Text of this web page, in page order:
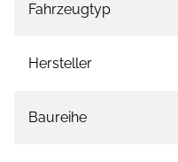
Fahrzeugtyp
Hersteller
Baureihe